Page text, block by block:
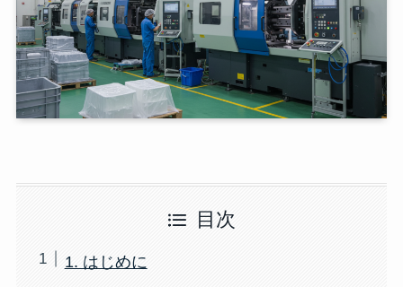
目次
1. はじめに